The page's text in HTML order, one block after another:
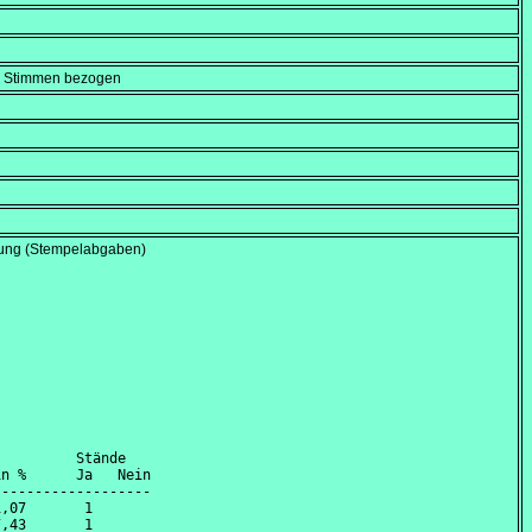
bezogen
(Stempelabgaben)
Stände
%      Ja   Nein
41,07       1
47,43       1